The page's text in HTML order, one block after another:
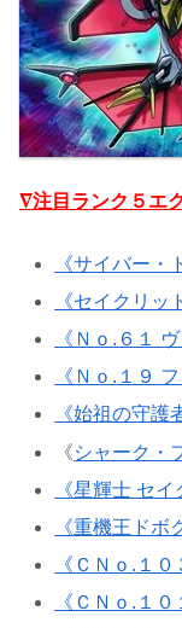
∇注目ランク５エ
《サイバー・
《セイクリッ
《Ｎｏ.６１
《Ｎｏ.１９
《始祖の守護
《シャーク・
《星輝士 セ
《重機王ドボ
《ＣＮｏ.１
《ＣＮｏ.１